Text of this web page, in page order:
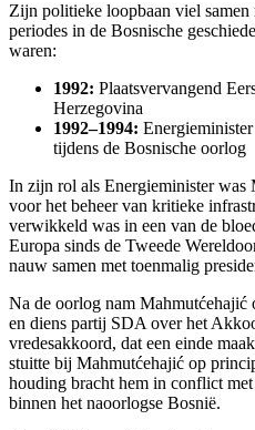
Zijn politieke loopbaan viel samen
periodes in de Bosnische
waren:
1992: Plaatsvervangend
Herzegovina
1992–1994:
tijdens de Bosnische oorlog
In zijn rol als Energieminister
voor het beheer van kritieke
verwikkeld was in een van de
Europa sinds de Tweede
nauw samen met toenmalig
Na de oorlog nam
en diens partij SDA over het
vredesakkoord, dat een einde
stuitte bij Mahmutćehajić op
houding bracht hem in conflict
binnen het naoorlogse Bosnië.